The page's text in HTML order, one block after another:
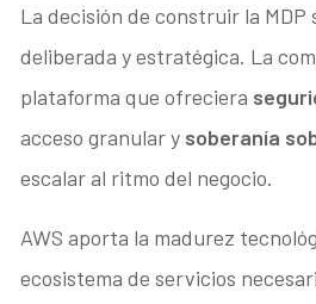
La decisión de construir la MDP
deliberada y estratégica. La
plataforma que ofreciera
acceso granular y soberanía
escalar al ritmo del negocio.
AWS aporta la madurez
ecosistema de servicios